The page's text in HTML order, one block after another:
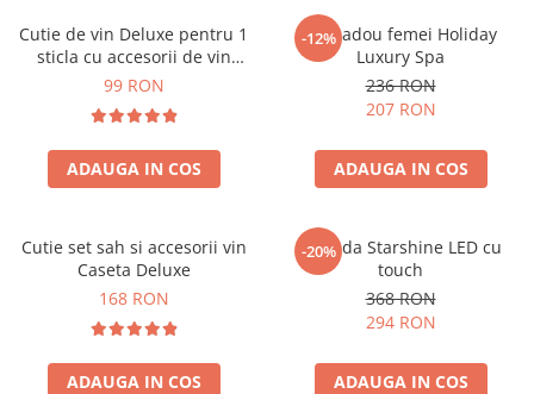
Cutie de vin Deluxe pentru 1
sticla cu accesorii de vin
incluse piele ecologica de
99 RON
ADAUGA IN COS
-12%
Set cadou femei Holiday
Luxury Spa
236 RON
207 RON
ADAUGA IN COS
Cutie set sah si accesorii vin
Caseta Deluxe
168 RON
ADAUGA IN COS
-20%
Oglinda Starshine LED cu
touch
368 RON
294 RON
ADAUGA IN COS